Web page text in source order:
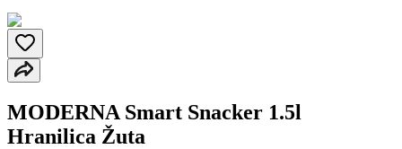
MODERNA Smart Snacker 1.5l
Hranilica Žuta